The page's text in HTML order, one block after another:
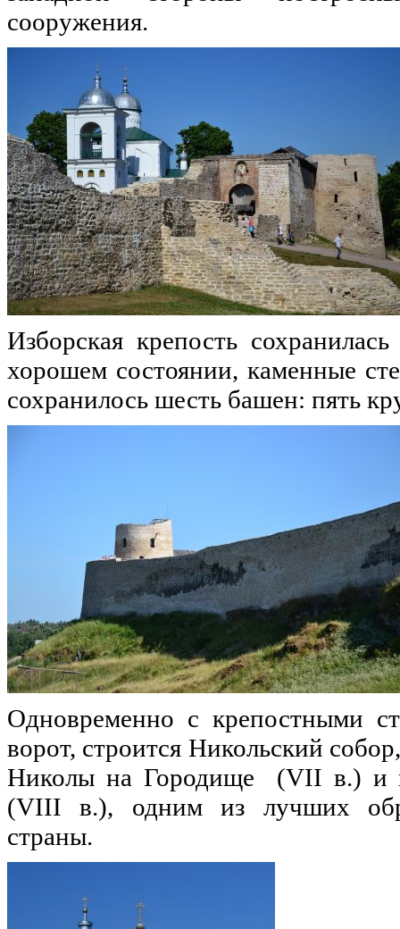
сооружения.
Изборская крепость
хорошем состоянии, каменные
сохранилось шесть башен: пять
Одновременно с крепостными
ворот, строится Никольский
Николы на Городище (VII в.) и
(VIII в.), одним из лучших
страны.